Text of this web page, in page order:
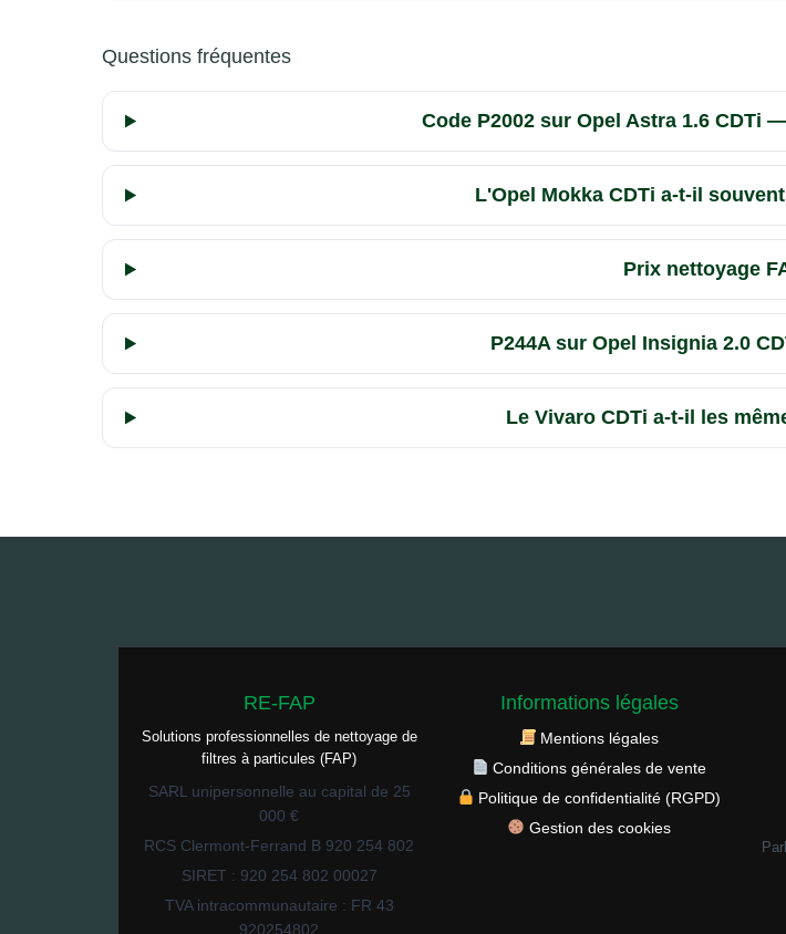
Questions fréquentes
Code P2002 sur Opel Astra 1.6 CDTi
L'Opel Mokka CDTi a-t-il
Prix nettoyage
P244A sur Opel Insignia 2.0
Le Vivaro CDTi a-t-il les
RE-FAP
Solutions professionnelles de nettoyage de
filtres à particules (FAP)
SARL unipersonnelle au capital de 25
000 €
RCS Clermont-Ferrand B 920 254 802
SIRET : 920 254 802 00027
TVA intracommunautaire : FR 43
920254802
Informations légales
Mentions légales
Conditions générales de vente
Politique de confidentialité (RGPD)
Gestion des cookies